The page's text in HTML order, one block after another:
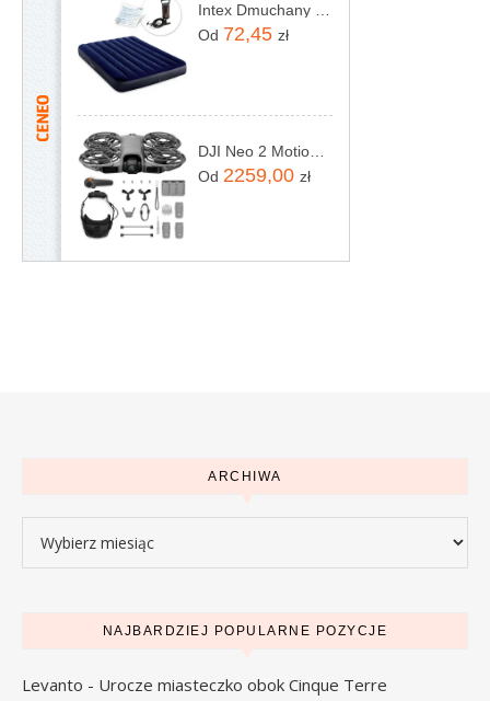
Od 72,45 zł
Od 2259,00 zł
ARCHIWA
NAJBARDZIEJ POPULARNE POZYCJE
Levanto - Urocze miasteczko obok Cinque Terre